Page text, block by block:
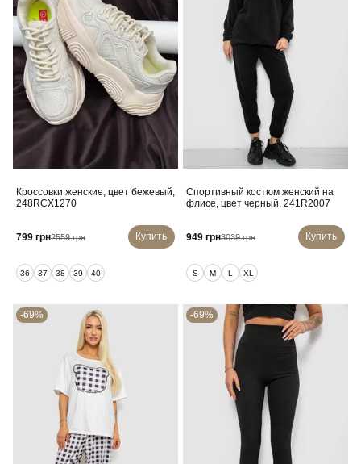
Кроссовки женские, цвет бежевый,
248RCX1270
799 грн2559 грн Купить
36 37 38 39 40
Спортивный костюм женский на
флисе, цвет черный, 241R2007
949 грн3039 грн Купить
S M L XL
-69% -69%